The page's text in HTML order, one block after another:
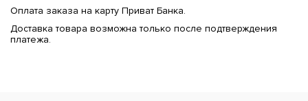
Оплата заказа на карту Приват Банка.
Доставка товара возможна только после подтверждения
платежа.